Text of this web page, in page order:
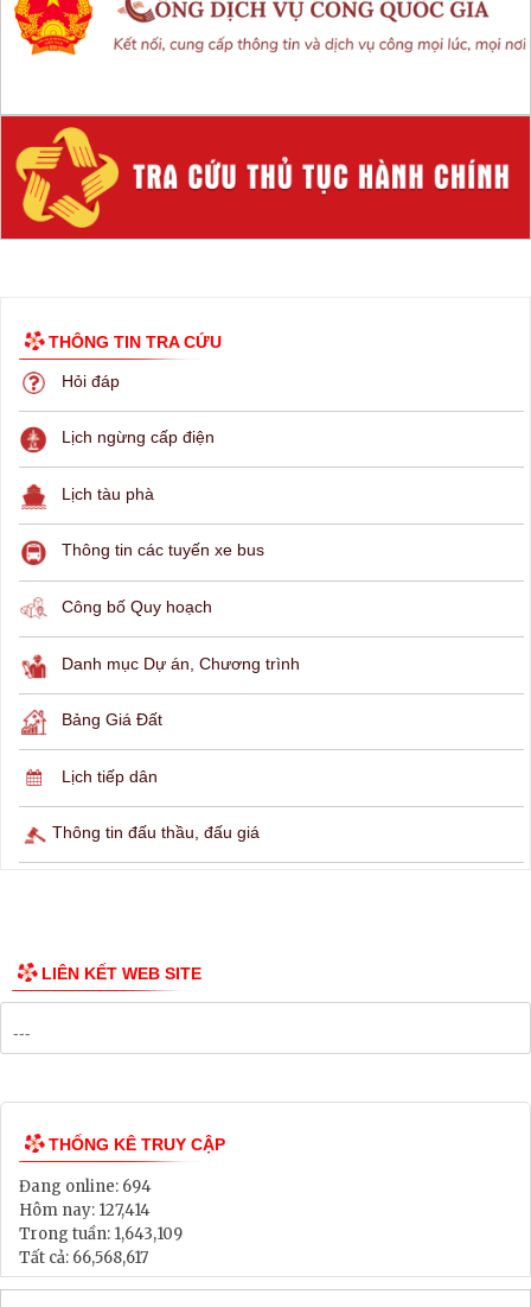
THÔNG TIN TRA CỨU
Hỏi đáp
Lịch ngừng cấp điện
Lịch tàu phà
Thông tin các tuyến xe bus
Công bố Quy hoạch
Danh mục Dự án, Chương trình
Bảng Giá Đất
Lịch tiếp dân
Thông tin đấu thầu, đấu giá
LIÊN KẾT WEB SITE
THỐNG KÊ TRUY CẬP
Đang online: 694
Hôm nay: 127,414
Trong tuần: 1,643,109
Tất cả: 66,568,617